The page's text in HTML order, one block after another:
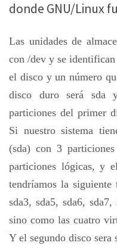
donde GNU/Linux
Las unidades de
con /dev y se
el disco y un número
disco duro será sda
particiones del primer
Si nuestro sistema
(sda) con 3
particiones lógicas, y
tendríamos la siguiente
sda3, sda5, sda6,
sino como las cuatro
Y el segundo disco sera